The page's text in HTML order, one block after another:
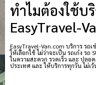
ทำไมต้องใช้บ
EasyTravel-
EasyTravel-Van.com บริการ ร
ให้เลือกใช้ ไม่ว่าจะเป็น รถเก๋ง ร
ในความสะดวก รวดเร็ว และ ปลอ
ประเทศ และ ให้บริการทุกวัน ไม่เ